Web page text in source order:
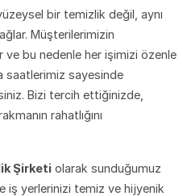
bir temizlik değil, aynı
Müşterilerimizin
bu nedenle her işimizi özenle
saatlerimiz sayesinde
Bizi tercih ettiğinizde,
rahatlığını
Şirketi olarak sunduğumuz
iş yerlerinizi temiz ve hijyenik